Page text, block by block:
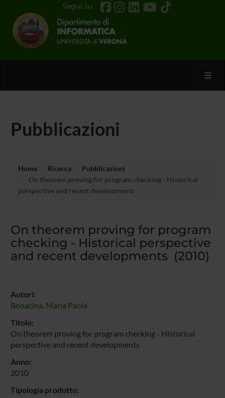
Segui su
Pubblicazioni
Home Ricerca
Pubblicazioni
On theorem proving for program checking - Historical
perspective and recent developments
On theorem proving for program
checking - Historical perspective
and recent developments (2010)
Autori:
Bonacina, Maria Paola
Titolo:
On theorem proving for program checking - Historical
perspective and recent developments
Anno:
2010
Tipologia prodotto: